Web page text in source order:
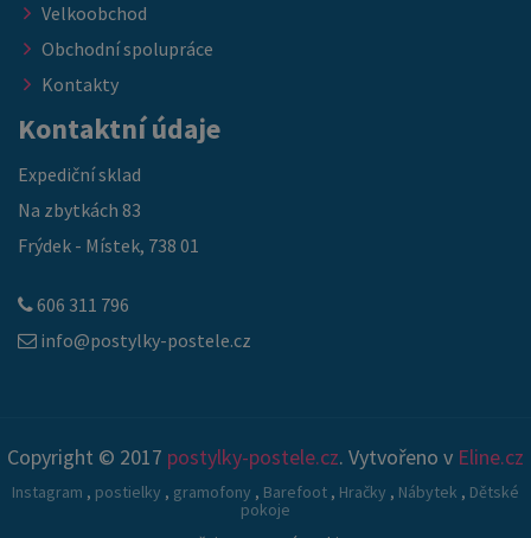
Velkoobchod
Obchodní spolupráce
Kontakty
Kontaktní údaje
Expediční sklad
Na zbytkách 83
Frýdek - Místek, 738 01
606 311 796
info@postylky-postele.cz
Copyright © 2017 postylky-postele.cz. Vytvořeno v Eline.cz
Instagram , postielky , gramofony , Barefoot , Hračky , Nábytek , Dětské
pokoje